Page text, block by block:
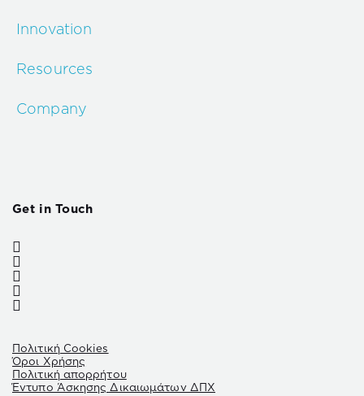
Innovation
Resources
Company
Get in Touch
Πολιτική Cookies
Όροι Χρήσης
Πολιτική απορρήτου
Έντυπο Άσκησης Δικαιωμάτων ΔΠΧ